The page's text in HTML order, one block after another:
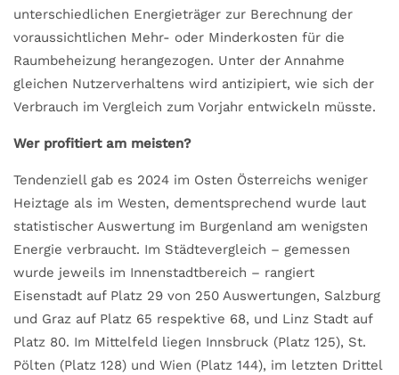
unterschiedlichen Energieträger zur Berechnung der
voraussichtlichen Mehr- oder Minderkosten für die
Raumbeheizung herangezogen. Unter der Annahme
gleichen Nutzerverhaltens wird antizipiert, wie sich der
Verbrauch im Vergleich zum Vorjahr entwickeln müsste.
Wer profitiert am meisten?
Tendenziell gab es 2024 im Osten Österreichs weniger
Heiztage als im Westen, dementsprechend wurde laut
statistischer Auswertung im Burgenland am wenigsten
Energie verbraucht. Im Städtevergleich – gemessen
wurde jeweils im Innenstadtbereich – rangiert
Eisenstadt auf Platz 29 von 250 Auswertungen, Salzburg
und Graz auf Platz 65 respektive 68, und Linz Stadt auf
Platz 80. Im Mittelfeld liegen Innsbruck (Platz 125), St.
Pölten (Platz 128) und Wien (Platz 144), im letzten Drittel